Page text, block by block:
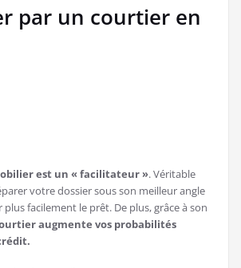
par un courtier en
est un « facilitateur ». Véritable
votre dossier sous son meilleur angle
facilement le prêt. De plus, grâce à son
augmente vos probabilités